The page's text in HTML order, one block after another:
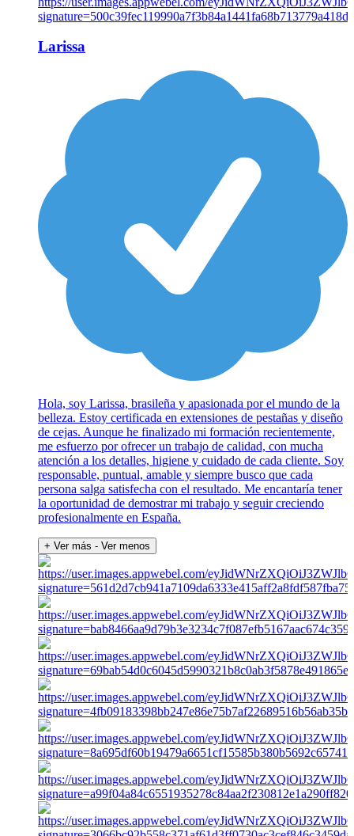
Larissa
Hola, soy Larissa, brasileña y apasionada por el mundo de la
belleza. Estoy certificada en extensiones de pestañas y diseño
de cejas. Aunque he finalizado mi formación recientemente,
me esfuerzo por ofrecer un trabajo de calidad, con mucha
atención a los detalles, higiene y cuidado de cada cliente. Soy
responsable, puntual, amable y siempre busco que cada
persona salga satisfecha con el resultado. Me encantaría tener
la oportunidad de demostrar mi trabajo y seguir creciendo
profesionalmente en España.
+ Ver más - Ver menos